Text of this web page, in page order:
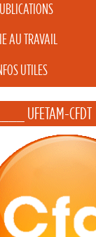
AU TRAVAIL
UTILES
UFETAM-CFDT